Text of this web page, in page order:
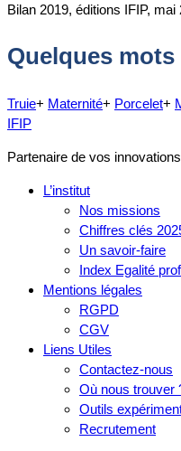
Bilan 2019, éditions IFIP, mai
Quelques mots
Truie+ Maternité+ Porcelet+
IFIP
Partenaire de vos innovations
L’institut
Nos missions
Chiffres clés
Un savoir-faire
Index Egalité
Mentions légales
RGPD
CGV
Liens Utiles
Contactez-nous
Où nous trouver
Outils
Recrutement